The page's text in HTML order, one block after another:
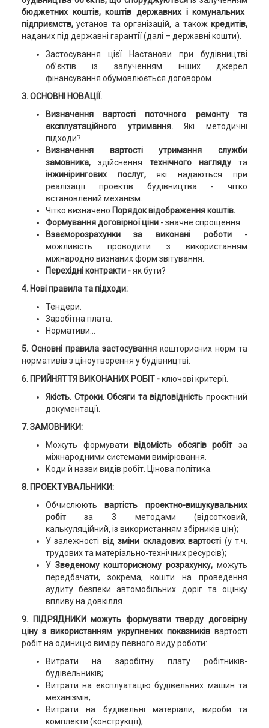
бюджетних коштів, коштів державних і комунальних
підприємств,установ та організацій, а такожкредитів,
наданих під державні гарантії (далі – державні кошти).
Застосування цієї Настанови при будівництві
об’єктів із залученням інших джерел
фінансування обумовлюється договором.
3. ОСНОВНІ НОВАЦІЇ.
Визначення вартості поточного ремонту та
експлуатаційного утримання.Які методичні
підходи?
Визначення вартості утримання служби
замовника, здійснення технічного наглядута
інжинірингових послуг,які надаються при
реалізації проектів будівництва - чітко
встановлений механізм.
Чітко визначено Порядок відображення коштів.
Формування договірної ціни -значне спрощення.
Взаєморозрахунки за виконані роботи -
можливість проводити з використанням
міжнародно визнаних форм звітування.
Перехідні контракти -як бути?
4. Нові правила та підходи:
Тендери.
Заробітна плата.
Нормативи…
5. Основні правила застосуваннякошторисних норм та
нормативів з ціноутворення у будівництві.
6. ПРИЙНЯТТЯ ВИКОНАНИХ РОБІТ -ключові критерії.
Якість. Строки. Обсяги та відповідність проєктний
документації.
7. ЗАМОВНИКИ:
Можуть формувати відомість обсягів робітза
міжнародними системами вимірювання.
Коди й назви видів робіт. Цінова політика.
8. ПРОЕКТУВАЛЬНИКИ:
Обчислюють вартість проектно-вишукувальних
робітза 3 методами (відсотковий,
калькуляційний, із використанням збірників цін);
У залежності відзміни складових вартості (у т.ч.
трудових та матеріально-технічних ресурсів);
У Зведеному кошторисному розрахунку, можуть
передбачати, зокрема, кошти на проведення
аудиту безпеки автомобільних доріг та оцінку
впливу на довкілля.
9. ПІДРЯДНИКИ можуть формувати тверду договірну
ціну з використанням укрупнених показниківвартості
робіт на одиницю виміру певного виду роботи:
Витрати на заробітну плату робітників-
будівельників;
Витрати на експлуатацію будівельних машин та
механізмів;
Витрати на будівельні матеріали, вироби та
комплекти (конструкції);